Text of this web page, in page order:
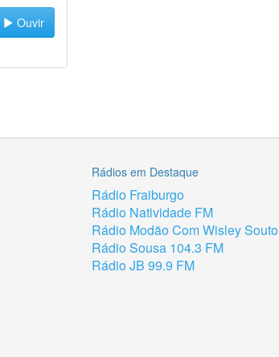
Ouvir
Rádios em Destaque
Rádio Fraiburgo
Rádio Natividade FM
Rádio Modão Com Wisley Souto
Rádio Sousa 104.3 FM
Rádio JB 99.9 FM